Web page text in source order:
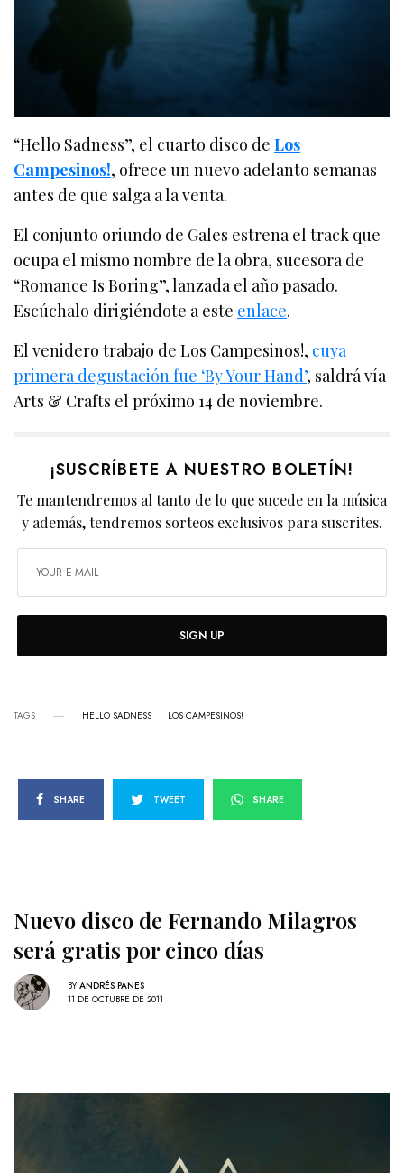
“Hello Sadness”, el cuarto disco deLos
Campesinos!, ofrece un nuevo adelanto semanas
antes de que salga a la venta.
El conjunto oriundo de Gales estrena el track que
ocupa el mismo nombre de la obra, sucesora de
“Romance Is Boring”, lanzada el año pasado.
Escúchalo dirigiéndote a este enlace.
El venidero trabajo de Los Campesinos!, cuya
primera degustación fue ‘By Your Hand’, saldrá vía
Arts & Crafts el próximo 14 de noviembre.
¡SUSCRÍBETE A NUESTRO BOLETÍN!
Te mantendremos al tanto de lo que sucede en la música
y además, tendremos sorteos exclusivos para suscrites.
SIGN UP
TAGS HELLO SADNESS LOS CAMPESINOS!
SHARE TWEET SHARE
Nuevo disco de Fernando Milagros
será gratis por cinco días
BY ANDRÉS PANES
11 DE OCTUBRE DE 2011